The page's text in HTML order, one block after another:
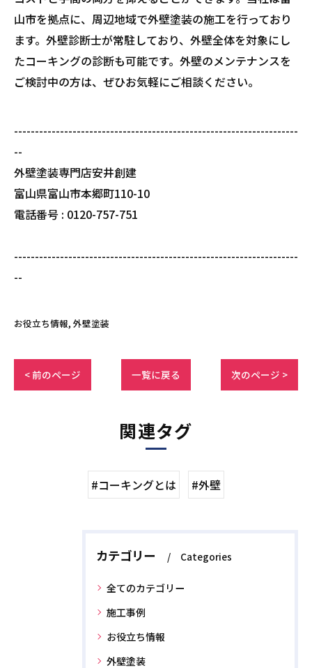
山市を拠点に、周辺地域で外壁塗装の施工を行っており
ます。外壁診断士が常駐しており、外壁全体を対象にし
たコーキングの診断も可能です。外壁のメンテナンスを
ご検討中の方は、ぜひお気軽にご相談ください。
--------------------------------------------------------------------
--
外壁塗装専門店安井創建
富山県富山市本郷町110-10
電話番号 : 0120-757-751
--------------------------------------------------------------------
--
お役立ち情報 外壁塗装
< 前のページ 一覧に戻る 次のページ >
関連タグ
#コーキングとは #外壁
カテゴリー Categories
全てのカテゴリー
施工事例
お役立ち情報
外壁塗装